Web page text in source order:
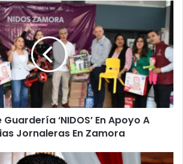
Guardería ‘NIDOS’ En Apoyo A
Jornaleras En Zamora